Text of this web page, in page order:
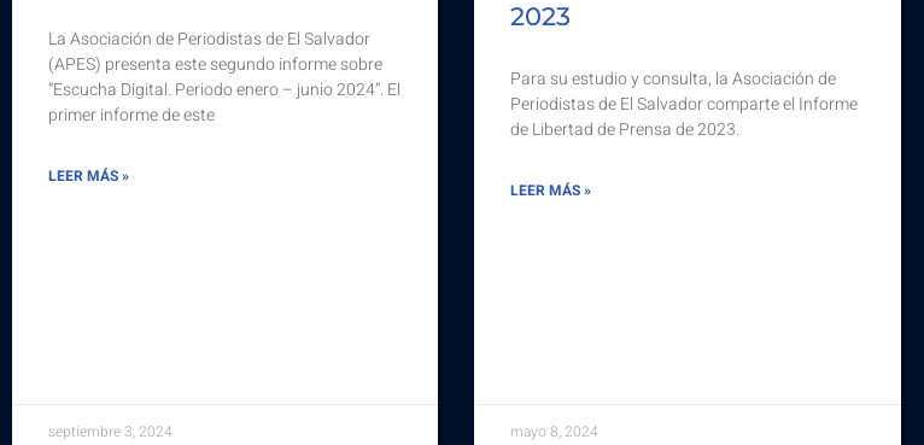
La Asociación de Periodistas de El Salvador
(APES) presenta este segundo informe sobre
“Escucha Digital. Periodo enero – junio 2024”. El
primer informe de este
LEER MÁS »
septiembre 3, 2024
2023
Para su estudio y consulta, la Asociación de
Periodistas de El Salvador comparte el Informe
de Libertad de Prensa de 2023.
LEER MÁS »
mayo 8, 2024